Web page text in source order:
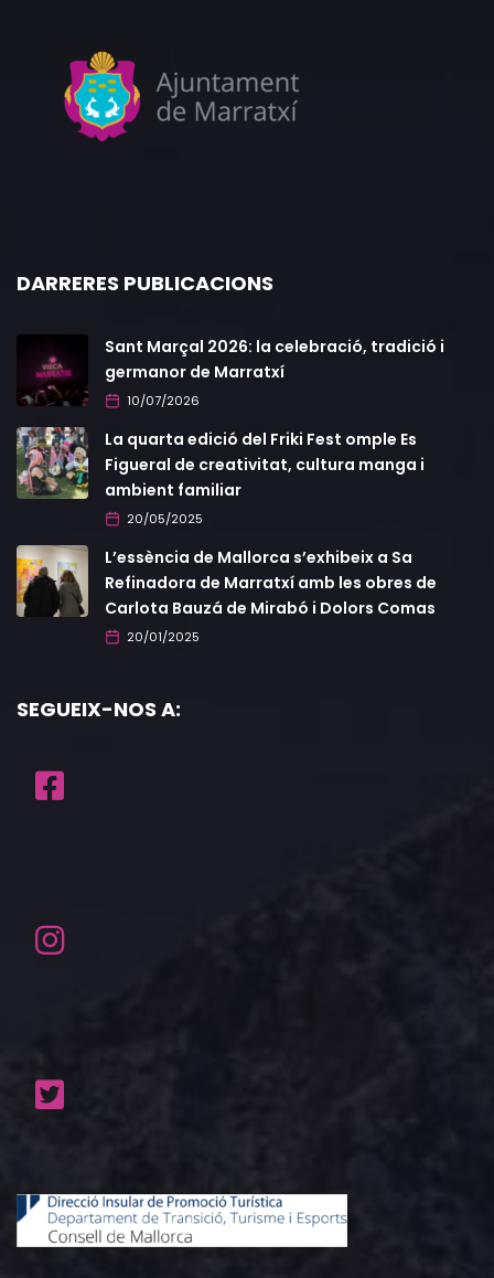
DARRERES PUBLICACIONS
Sant Marçal 2026: la celebració, tradició i
germanor de Marratxí
10/07/2026
La quarta edició del Friki Fest omple Es
Figueral de creativitat, cultura manga i
ambient familiar
20/05/2025
L’essència de Mallorca s’exhibeix a Sa
Refinadora de Marratxí amb les obres de
Carlota Bauzá de Mirabó i Dolors Comas
20/01/2025
SEGUEIX-NOS A: